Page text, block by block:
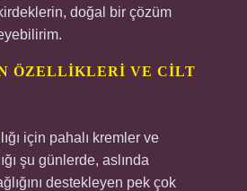
doğal bir çözüm
ÖZELLIKLERI VE CILT
için pahalı kremler ve
şu günlerde, aslında
destekleyen pek çok